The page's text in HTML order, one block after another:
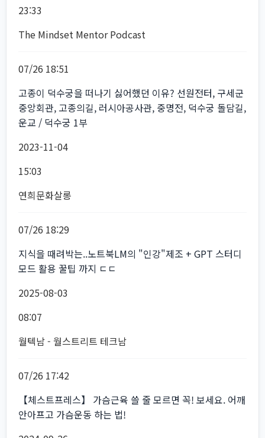
23:33
The Mindset Mentor Podcast
07/26 18:51
고종이 덕수궁을 떠나기 싫어했던 이유? 선원전터, 구세군
중앙회관, 고종의길, 러시아공사관, 중명전, 덕수궁 돌담길,
운교 / 덕수궁 1부
2023-11-04
15:03
연희문화살롱
07/26 18:29
지식을 때려박는..노트북LM의 "인강"제조 + GPT 스터디
모드 활용 꿀팁 까지 ㄷㄷ
2025-08-03
08:07
월텍남 - 월스트리트 테크남
07/26 17:42
【체스트프레스】 가슴근육 쓸 줄 모르면 꼭! 보세요. 어깨
안아프고 가슴운동 하는 법!